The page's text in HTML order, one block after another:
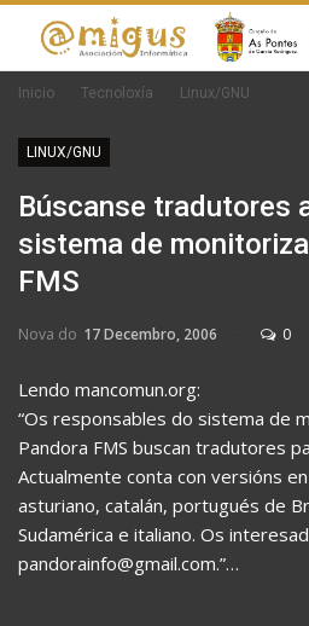
Inicio Tecnoloxía Linux/GNU
LINUX/GNU
Búscanse tradutores
sistema de
FMS
Nova do 17 Decembro, 2006 0
Lendo mancomun.org:
“Os responsables do sistema de
Pandora FMS buscan tradutores
Actualmente conta con versións
asturiano, catalán, portugués de
Sudamérica e italiano. Os
pandorainfo@gmail.com.”…